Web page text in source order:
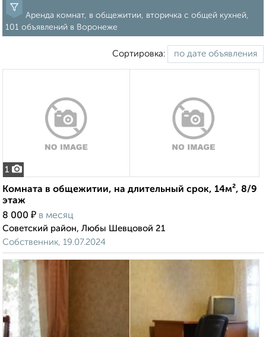
Аренда комнат, в общежитии, вторичка с общей кухней,
101 объявлений в Воронеже
Сортировка:
1
Комната в общежитии, на длительный срок, 14м², 8/9
этаж
8 000 ₽ в месяц
Советский район, Любы Шевцовой 21
Собственник, 19.07.2024